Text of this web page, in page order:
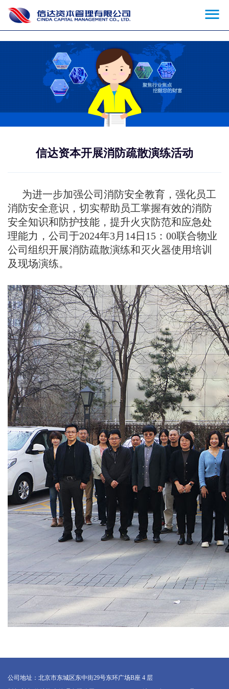

信达资本开展消防疏散演练活动
为进一步加强公司消防安全教育，强化员工
消防安全意识，切实帮助员工掌握有效的消防
安全知识和防护技能，提升火灾防范和应急处
理能力，公司于2024年3月 14日 15 ： 00联合物业
公司组织开展消防疏散演练和灭火器使用培训
及现场演练。
公司地址：北京市东城区东中街29号东环广场B座 4 层